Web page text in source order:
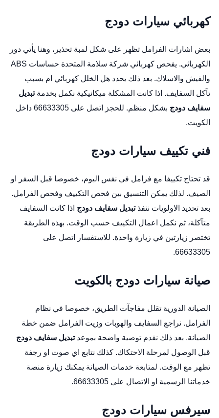
كهربائي سيارات دودج
بعض اشارات الفرامل تظهر على شكل لمبة تحذير، وهنا يأتي دور
الكهربائي. يفحص كهربائي شركة سلامة المتحدة حساسات ABS
والفيش والاسلاك. بعد ذلك يحدد هل الخلل كهربائي ام بسبب
تآكل السفايف. اذا كانت المشكلة ميكانيكية نكمل بخدمةتبديل
سفايف دودج
بشكل منظم. للحجز اتصل على 66633305 داخل
الكويت.
فني تكييف سيارات دودج
قد تحتاج تكييفا مع فرامل في نفس اليوم، خصوصا قبل السفر او
الصيف. لذلك يمكن التنسيق بين فحص التكييف وفحص الفرامل.
بعد تحديد الاولويات ننفذتبديل سفايف دودج اذا كانت السفايف
متآكلة، ثم نكمل اعمال التكييف حسب الوقت. بهذه الطريقة
تختصر زيارتين في زيارة واحدة. للاستفسار اتصل على
66633305.
صيانة سيارات دودج بالكويت
الصيانة الدورية تقلل مفاجآت الطريق، خصوصا في نظام
الفرامل. نراجع السفايف والهوبات وزيت الفرامل ضمن خطة
الصيانة. بعد ذلك نقدم توصية واضحة بموعدتبديل سفايف دودج
قبل الوصول لمرحلة الاحتكاك. كذلك نتابع اي صوت او رجفة
تظهر مع الوقت. لمتابعة خدمات الصيانة يمكنك زيارة منصة
خدماتنا الرسمية او الاتصال على 66633305.
سيرفس سيارات دودج